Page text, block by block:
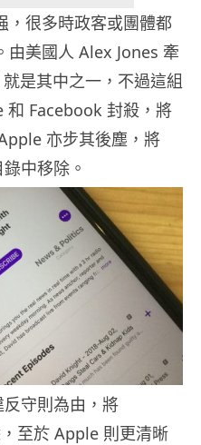
，很多時政客或團體都
由美國人 Alex Jones 牽
是其中之一，不過這組
和 Facebook 封殺，將
亦步其後塵，將
中移除。
守則為由，將
至於 Apple 則更清晰